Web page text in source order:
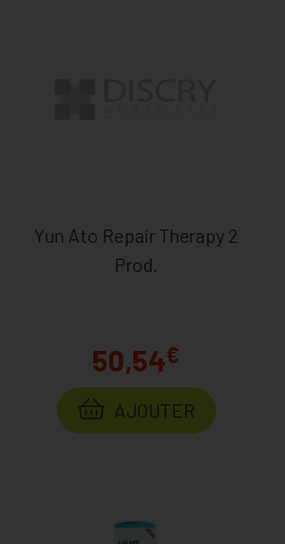
MaPharmacie.be met à
Caudalie, qui ne sont pas
Chaque mois, nous vous
en toutes circonstances, nous
les meilleurs rapports qualité/
vous proposons aussi la vente
même des animaux.
Yun Ato Repair Therapy 2
Prod.
50,54€
AJOUTER